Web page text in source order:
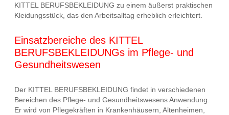
KITTEL BERUFSBEKLEIDUNG zu einem äußerst praktischen
Kleidungsstück, das den Arbeitsalltag erheblich erleichtert.
Einsatzbereiche des KITTEL
BERUFSBEKLEIDUNGs im Pflege- und
Gesundheitswesen
Der KITTEL BERUFSBEKLEIDUNG findet in verschiedenen
Bereichen des Pflege- und Gesundheitswesens Anwendung.
Er wird von Pflegekräften in Krankenhäusern, Altenheimen,